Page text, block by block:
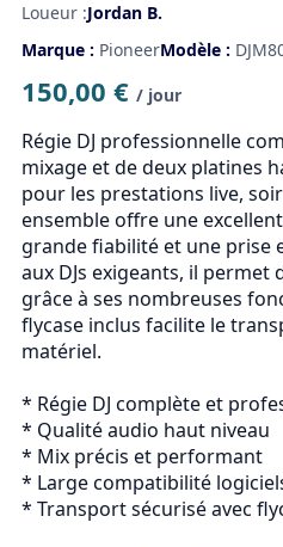
Loueur :Jordan B.
Marque : PioneerModèle :
150,00 € / jour
Régie DJ professionnelle
mixage et de deux platines
pour les prestations live,
ensemble offre une
grande fiabilité et une prise
aux DJs exigeants, il permet
grâce à ses nombreuses
flycase inclus facilite le
matériel.
* Régie DJ complète et
* Qualité audio haut niveau
* Mix précis et performant
* Large compatibilité
* Transport sécurisé avec